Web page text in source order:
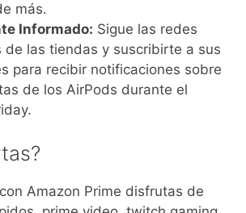
más.
Informado: Sigue las redes
de las tiendas y suscribirte a sus
para recibir notificaciones sobre
de los AirPods durante el
Amazon Prime disfrutas de